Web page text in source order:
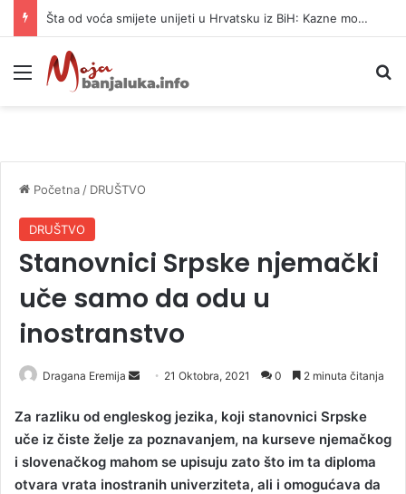
Šta od voća smijete unijeti u Hrvatsku iz BiH: Kazne mogu dostići 13.260 evra
Meni
Početna / DRUŠTVO
DRUŠTVO
Stanovnici Srpske njemački
uče samo da odu u
inostranstvo
Dragana Eremija
n
d
a
n
21 Oktobra, 2021 0 2 minuta čitanja
Za razliku od engleskog jezika, koji stanovnici Srpske
uče iz čiste želje za poznavanjem, na kurseve njemačkog
i slovenačkog mahom se upisuju zato što im ta diploma
otvara vrata inostranih univerziteta, ali i omogućava da